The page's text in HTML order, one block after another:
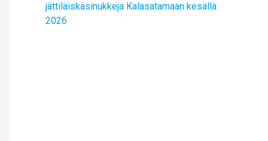
jättiläiskäsinukkeja Kalasatamaan kesällä
2026